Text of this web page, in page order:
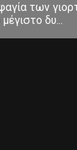
των
δυ...